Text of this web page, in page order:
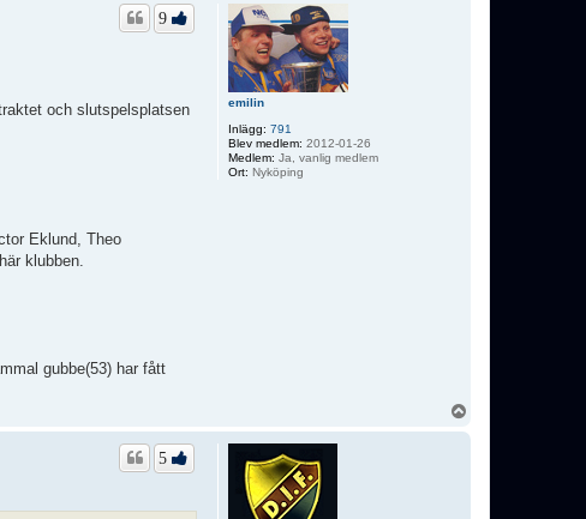
emilin
Inlägg: 791
Blev medlem: 2012-01-26
Medlem: Ja, vanlig medlem
Ort: Nyköping
9
och slutspelsplatsen
Eklund, Theo
klubben.
gubbe(53) har fått
5